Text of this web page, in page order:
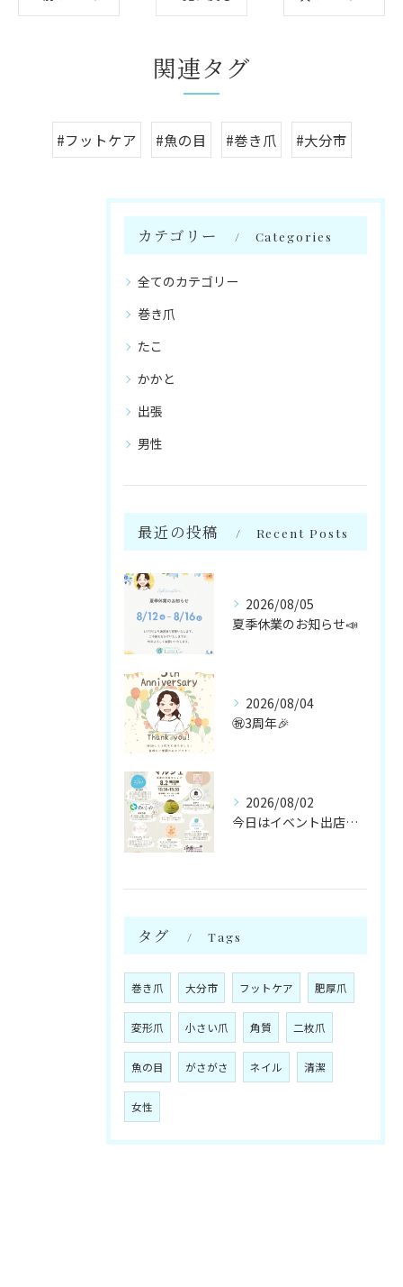
関連タグ
#フットケア #魚の目 #巻き爪 #大分市
カテゴリー Categories
全てのカテゴリー
巻き爪
たこ
かかと
出張
男性
最近の投稿 Recent Posts
2026/08/05
夏季休業のお知らせ📣
2026/08/04
㊗️3周年🎉
2026/08/02
今日はイベント出店です🌻
タグ Tags
巻き爪 大分市 フットケア 肥厚爪
変形爪 小さい爪 角質 二枚爪
魚の目 がさがさ ネイル 清潔
女性